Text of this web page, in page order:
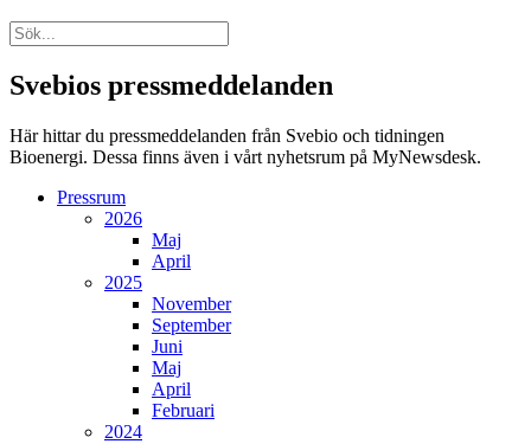
Svebios pressmeddelanden
Här hittar du pressmeddelanden från Svebio och tidningen
Bioenergi. Dessa finns även i vårt nyhetsrum på MyNewsdesk.
Pressrum
2026
Maj
April
2025
November
September
Juni
Maj
April
Februari
2024